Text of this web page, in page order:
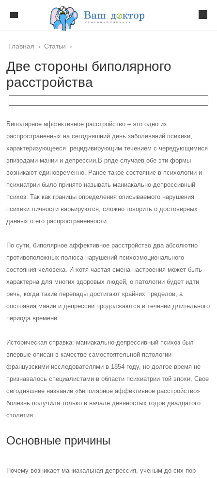
Главная › Статьи ›
Две стороны биполярного
расстройства
Биполярное аффективное расстройство – это одно из
распространенных на сегодняшний день заболеваний психики,
характеризующееся рецидивирующим течением с чередующимися
эпизодами мании и депрессии. В ряде случаев обе эти формы
возникают единовременно. Ранее такое состояние в психологии и
психиатрии было принято называть маниакально-депрессивный
психоз. Так как границы определения описываемого нарушения
психики личности варьируются, сложно говорить о достоверных
данных о его распространенности.
По сути, биполярное аффективное расстройство два абсолютно
противоположных полюса нарушений психоэмоционального
состояния человека. И хотя частая смена настроения может быть
характерна для многих здоровых людей, о патологии будет идти
речь, когда такие перепады достигают крайних пределов, а
состояния мании и депрессии продолжаются в течении длительного
периода времени.
Историческая справка: маниакально-депрессивный психоз был
впервые описан в качестве самостоятельной патологии
французскими исследователями в 1854 году, но долгое время не
признавалось специалистами в области психиатрии той эпохи. Свое
сегодняшнее название «биполярное аффективное расстройство»
болезнь получила только в начале девяностых годов двадцатого
столетия.
Основные причины
Почему возникает маниакальная депрессия, ученым до сих пор